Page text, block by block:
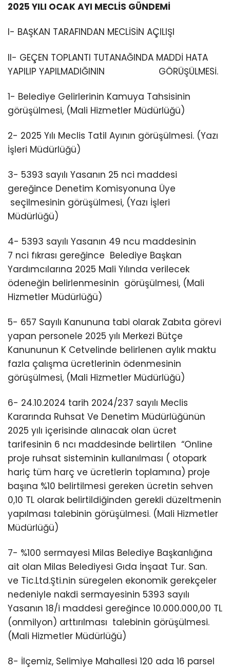
2025 YILI OCAK AYI MECLİS GÜNDEMİ
I- BAŞKAN TARAFINDAN MECLİSİN AÇILIŞI
II- GEÇEN TOPLANTI TUTANAĞINDA MADDİ HATA
YAPILIP YAPILMADIĞININ GÖRÜŞÜLMESİ.
1- Belediye Gelirlerinin Kamuya Tahsisinin
görüşülmesi, (Mali Hizmetler Müdürlüğü)
2- 2025 Yılı Meclis Tatil Ayının görüşülmesi. (Yazı
İşleri Müdürlüğü)
3- 5393 sayılı Yasanın 25 nci maddesi
gereğince Denetim Komisyonuna Üye
seçilmesinin görüşülmesi, (Yazı İşleri
Müdürlüğü)
4- 5393 sayılı Yasanın 49 ncu maddesinin
7 nci fıkrası gereğince Belediye Başkan
Yardımcılarına 2025 Mali Yılında verilecek
ödeneğin belirlenmesinin görüşülmesi, (Mali
Hizmetler Müdürlüğü)
5- 657 Sayılı Kanununa tabi olarak Zabıta görevi
yapan personele 2025 yılı Merkezi Bütçe
Kanununun K Cetvelinde belirlenen aylık maktu
fazla çalışma ücretlerinin ödenmesinin
görüşülmesi, (Mali Hizmetler Müdürlüğü)
6- 24.10.2024 tarih 2024/237 sayılı Meclis
Kararında Ruhsat Ve Denetim Müdürlüğünün
2025 yılı içerisinde alınacak olan ücret
tarifesinin 6 ncı maddesinde belirtilen “Online
proje ruhsat sisteminin kullanılması ( otopark
hariç tüm harç ve ücretlerin toplamına) proje
başına %10 belirtilmesi gereken ücretin sehven
0,10 TL olarak belirtildiğinden gerekli düzeltmenin
yapılması talebinin görüşülmesi. (Mali Hizmetler
Müdürlüğü)
7- %100 sermayesi Milas Belediye Başkanlığına
ait olan Milas Belediyesi Gıda İnşaat Tur. San.
ve Tic.Ltd.Şti.nin süregelen ekonomik gerekçeler
nedeniyle nakdi sermayesinin 5393 sayılı
Yasanın 18/i maddesi gereğince 10.000.000,00 TL
(onmilyon) arttırılması talebinin görüşülmesi.
(Mali Hizmetler Müdürlüğü)
8- İlçemiz, Selimiye Mahallesi 120 ada 16 parsel